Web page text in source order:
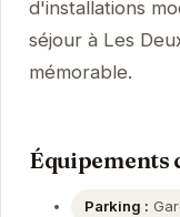
d'installations
séjour à Les
mémorable.
Équipements
Parking :